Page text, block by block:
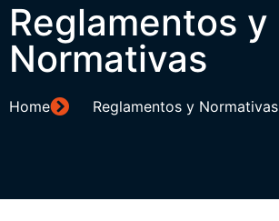
Reglamentos y
Normativas
Home Reglamentos y Normativas